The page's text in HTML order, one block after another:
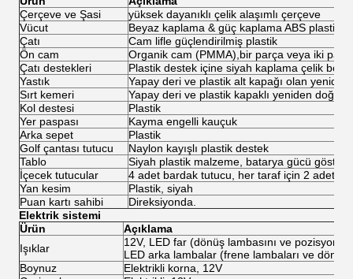
Çerçeve ve Şasi
yüksek dayanıklı çelik alaşımlı çerçeve
Vücut
Beyaz kaplama & güç kaplama ABS plastik
Çatı
Cam lifle güçlendirilmiş plastik
Ön cam
Organik cam (PMMA),bir parça veya iki
Çatı destekleri
Plastik destek içine siyah kaplama çelik
Yastık
Yapay deri ve plastik alt kapağı olan
Sırt kemeri
Yapay deri ve plastik kapaklı yeniden
Kol destesi
Plastik
Yer paspası
Kayma engelli kauçuk
Arka sepet
Plastik
Golf çantası tutucu
Naylon kayışlı plastik destek
Tablo
Siyah plastik malzeme, batarya gücü
İçecek tutucular
4 adet bardak tutucu, her taraf için 2 adet
Yan kesim
Plastik, siyah
Puan kartı sahibi
Direksiyonda.
Elektrik sistemi
Ürün
Açıklama
Işıklar
12V, LED far (dönüş lambasını ve pozisyon
LED arka lambalar (frene lambaları ve
Boynuz
Elektrikli korna, 12V